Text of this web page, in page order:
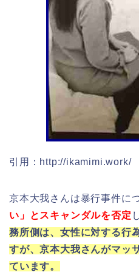
引用：http://ikamimi.work/
京本大我さんは暴行事件に
い」とスキャンダルを否定
務所側は、女性に対する行
すが、京本大我さんがマッ
ています。